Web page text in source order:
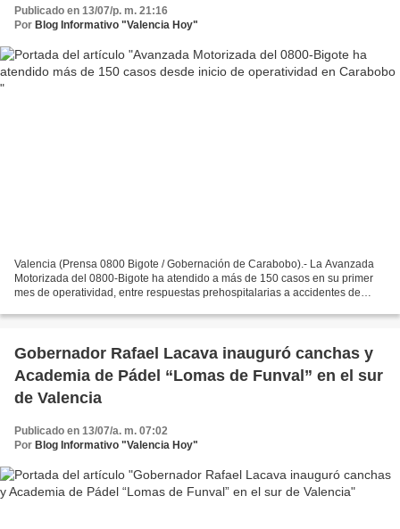
Publicado en 13/07/p. m. 21:16
Por Blog Informativo "Valencia Hoy"
Valencia (Prensa 0800 Bigote / Gobernación de Carabobo).- La Avanzada
Motorizada del 0800-Bigote ha atendido a más de 150 casos en su primer
mes de operatividad, entre respuestas prehospitalarias a accidentes de
Gobernador Rafael Lacava inauguró canchas y
Academia de Pádel “Lomas de Funval” en el sur
de Valencia
Publicado en 13/07/a. m. 07:02
Por Blog Informativo "Valencia Hoy"